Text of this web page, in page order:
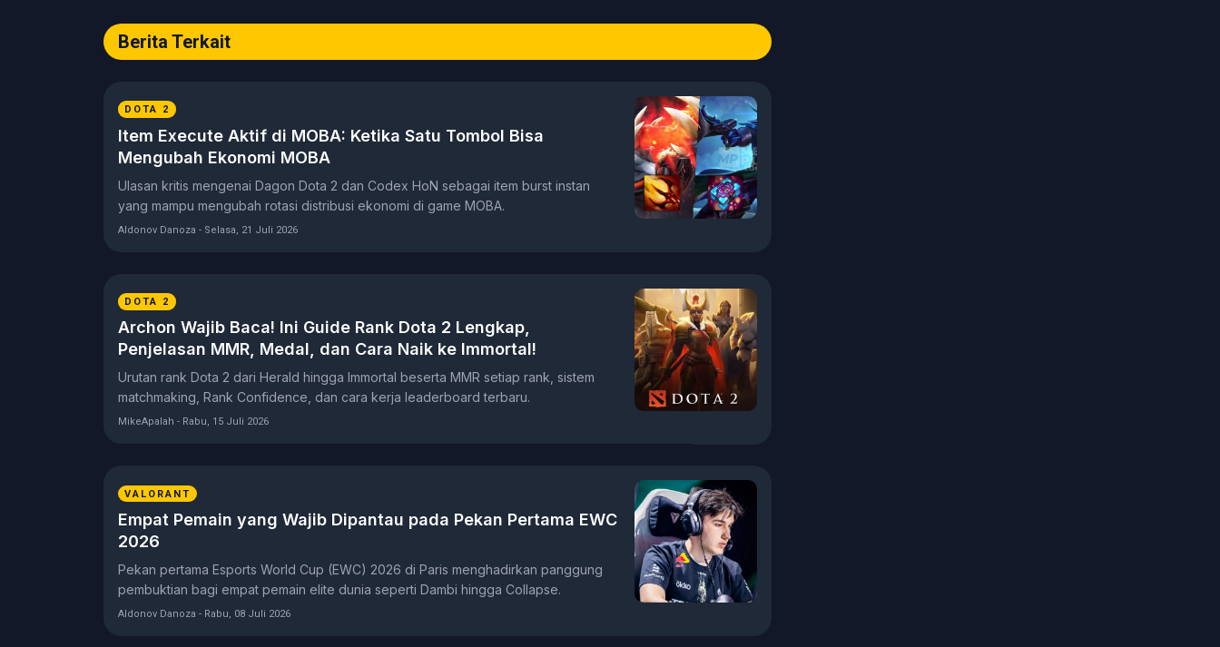
Berita Terkait
DOTA 2
Item Execute Aktif di MOBA: Ketika Satu Tombol Bisa
Mengubah Ekonomi MOBA
Ulasan kritis mengenai Dagon Dota 2 dan Codex HoN sebagai item burst instan
yang mampu mengubah rotasi distribusi ekonomi di game MOBA.
Aldonov Danoza - Selasa, 21 Juli 2026
DOTA 2
Archon Wajib Baca! Ini Guide Rank Dota 2 Lengkap,
Penjelasan MMR, Medal, dan Cara Naik ke Immortal!
Urutan rank Dota 2 dari Herald hingga Immortal beserta MMR setiap rank, sistem
matchmaking, Rank Confidence, dan cara kerja leaderboard terbaru.
MikeApalah - Rabu, 15 Juli 2026
VALORANT
Empat Pemain yang Wajib Dipantau pada Pekan Pertama EWC
2026
Pekan pertama Esports World Cup (EWC) 2026 di Paris menghadirkan panggung
pembuktian bagi empat pemain elite dunia seperti Dambi hingga Collapse.
Aldonov Danoza - Rabu, 08 Juli 2026